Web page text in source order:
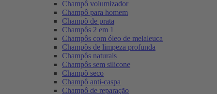
Champô volumizador
Champô para homem
Champô de prata
Champôs 2 em 1
Champôs com óleo de melaleuca
Champôs de limpeza profunda
Champôs naturais
Champôs sem silicone
Champô seco
Champô anti-caspa
Champô de reparação